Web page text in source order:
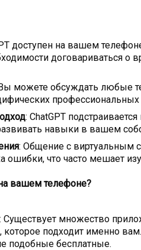
доступен на вашем
договариваться
можете обсуждать любые
: ChatGPT
навыки в вашем
: Общение с виртуальным
ошибки, что часто мешает
вашем телефоне?
: Существует множество
которое подходит именно
подобные бесплатные.